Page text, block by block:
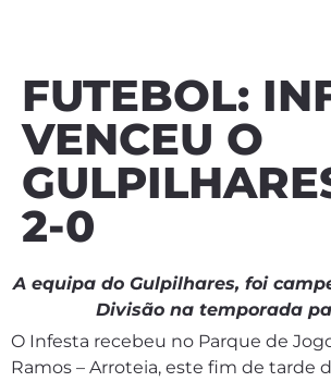
FUTEBOL:
VENCEU O
2-0
A equipa do Gulpilhares, foi
Divisão na temporada
O Infesta recebeu no Parque de
Ramos – Arroteia, este fim de tarde